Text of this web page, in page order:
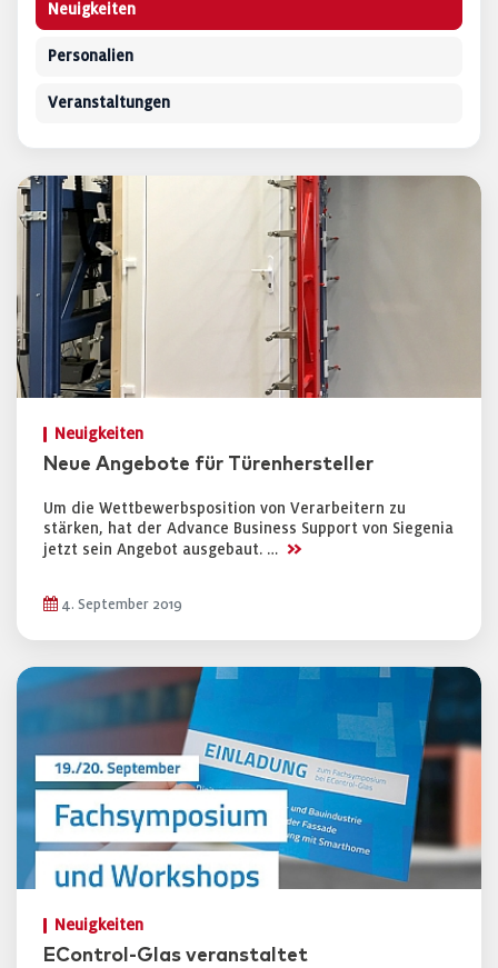
Neuigkeiten
Neue Angebote für Türenhersteller
Um die Wettbewerbsposition von Verarbeitern zu
stärken, hat der Advance Business Support von Siegenia
jetzt sein Angebot ausgebaut. … >>
4. September 2019
Neuigkeiten
EControl-Glas veranstaltet
Neuigkeiten
Personalien
Veranstaltungen